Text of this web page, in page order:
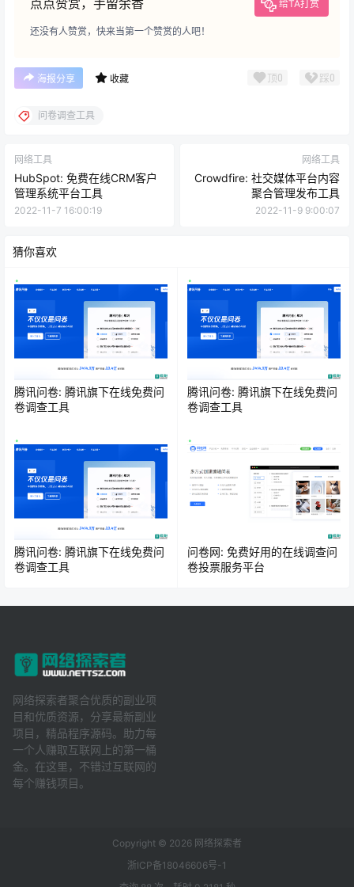
给TA打赏
还没有人赞赏，快来当第一个赞赏的人吧！
海报分享 收藏 顶0 踩0
问卷调查工具
网络工具
HubSpot: 免费在线CRM客户
管理系统平台工具
2022-11-7 16:00:19
网络工具
Crowdfire: 社交媒体平台内容
聚合管理发布工具
2022-11-9 9:00:07
猜你喜欢
腾讯问卷: 腾讯旗下在线免费问
卷调查工具
腾讯问卷: 腾讯旗下在线免费问
卷调查工具
腾讯问卷: 腾讯旗下在线免费问
卷调查工具
问卷网: 免费好用的在线调查问
卷投票服务平台
网络探索者聚合优质的副业项
目和优质资源，分享最新副业
项目，精品程序源码。助力每
一个人赚取互联网上的第一桶
金。在这里，不错过互联网的
每个赚钱项目。
Copyright © 2026 网络探索者
浙ICP备18046606号-1